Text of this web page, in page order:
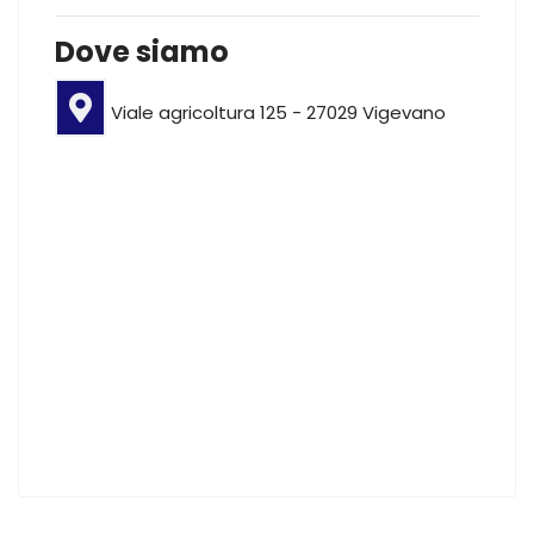
Dove siamo
Viale agricoltura 125 - 27029 Vigevano